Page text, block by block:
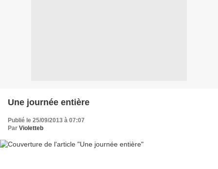
Une journée entière
Publié le 25/09/2013 à 07:07
Par Violetteb